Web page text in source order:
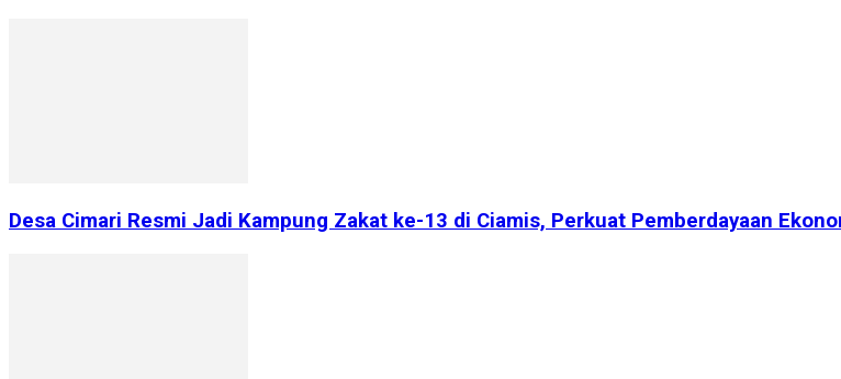
Desa Cimari Resmi Jadi Kampung Zakat ke-13 di Ciamis, Perkuat Pemberdayaan